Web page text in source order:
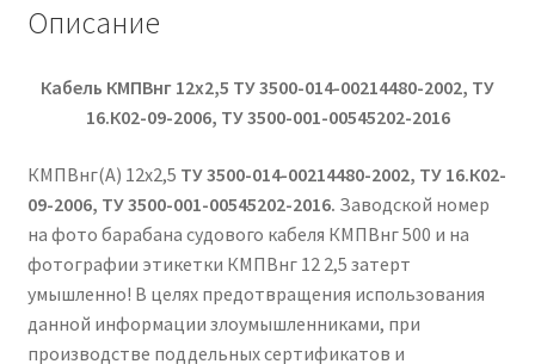
Описание
Кабель КМПВнг 12х2,5 ТУ 3500-014-00214480-2002, ТУ
16.К02-09-2006, ТУ 3500-001-00545202-2016
КМПВнг(А) 12х2,5 ТУ 3500-014-00214480-2002, ТУ 16.К02-
09-2006, ТУ 3500-001-00545202-2016. Заводской номер
на фото барабана судового кабеля КМПВнг 500 и на
фотографии этикетки КМПВнг 12 2,5 затерт
умышленно! В целях предотвращения использования
данной информации злоумышленниками, при
производстве поддельных сертификатов и